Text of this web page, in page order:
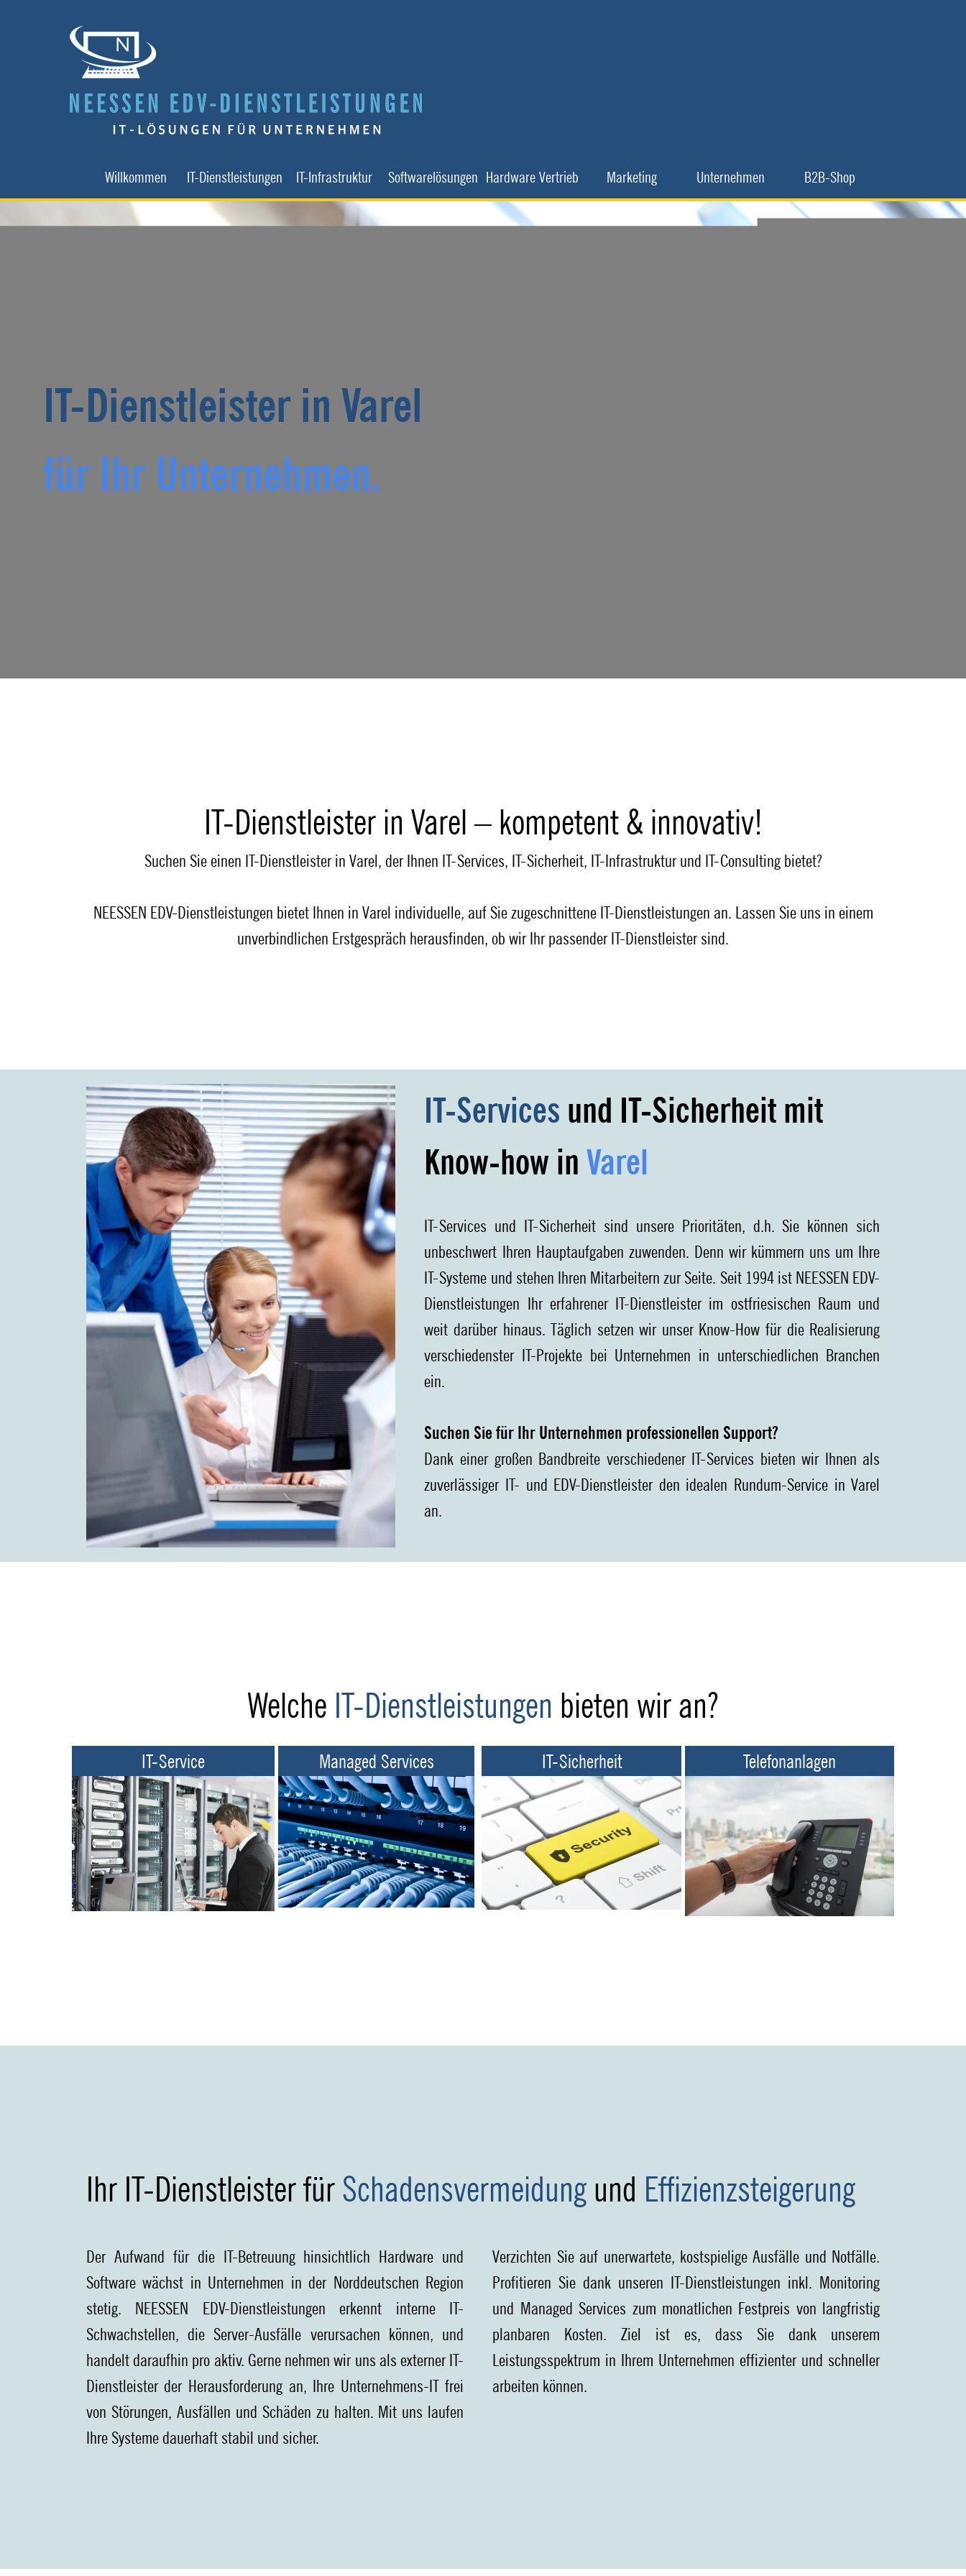
Menü überspringen
Willkommen IT-Dienstleistungen ▼
IT-Infrastruktur ▼
Softwarelösungen ▼
Hardware Vertrieb ▼
Marketing ▼
Unternehmen ▼
B2B-Shop
IT-Dienstleister in Varel
für Ihr Unternehmen.
IT-Dienstleister in Varel – kompetent & innovativ!
Suchen Sie einen IT-Dienstleister in Varel, der Ihnen IT-Services, IT-Sicherheit, IT-Infrastruktur und IT-Consulting bietet?
NEESSEN EDV-Dienstleistungen bietet Ihnen in Varel individuelle, auf Sie zugeschnittene IT-Dienstleistungen an. Lassen Sie uns in einem
unverbindlichen Erstgespräch herausfinden, ob wir Ihr passender IT-Dienstleister sind.
IT-Services und IT-Sicherheit mit
Know-how inVarel
IT-Services und IT-Sicherheit sind unsere Prioritäten, d.h. Sie können sich
unbeschwert Ihren Hauptaufgaben zuwenden. Denn wir kümmern uns um Ihre
IT-Systeme und stehen Ihren Mitarbeitern zur Seite. Seit 1994 ist NEESSEN EDV-
Dienstleistungen Ihr erfahrener IT-Dienstleister im ostfriesischen Raum und
weit darüber hinaus. Täglich setzen wir unser Know-How für die Realisierung
verschiedenster IT-Projekte bei Unternehmen in unterschiedlichen Branchen
ein.
Suchen Sie für Ihr Unternehmen professionellen Support?
Dank einer großen Bandbreite verschiedener IT-Services bieten wir Ihnen als
zuverlässiger IT- und EDV-Dienstleister den idealen Rundum-Service in Varel
an.
Welche IT-Dienstleistungen bieten wir an?
IT-Service Managed Services IT-Sicherheit Telefonanlagen
Ihr IT-Dienstleister fürSchadensvermeidungund Effizienzsteigerung
Verzichten Sie auf unerwartete, kostspielige Ausfälle und Notfälle.
Profitieren Sie dank unseren IT-Dienstleistungen inkl. Monitoring
und Managed Services zum monatlichen Festpreis von langfristig
planbaren Kosten. Ziel ist es, dass Sie dank unserem
Leistungsspektrum in Ihrem Unternehmen effizienter und schneller
arbeiten können.
Der Aufwand für die IT-Betreuung hinsichtlich Hardware und
Software wächst in Unternehmen in der Norddeutschen Region
stetig. NEESSEN EDV-Dienstleistungen erkennt interne IT-
Schwachstellen, die Server-Ausfälle verursachen können, und
handelt daraufhin pro aktiv. Gerne nehmen wir uns als externer IT-
Dienstleister der Herausforderung an, Ihre Unternehmens-IT frei
von Störungen, Ausfällen und Schäden zu halten. Mit uns laufen
Ihre Systeme dauerhaft stabil und sicher.